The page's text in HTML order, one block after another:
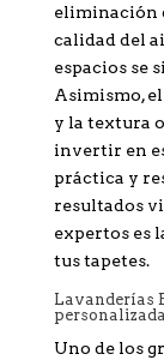
eliminación
calidad del
espacios se
Asimismo,
y la textura
invertir en
práctica y
resultados
expertos es
tus tapetes.
Lavanderías
personalizada
Uno de los